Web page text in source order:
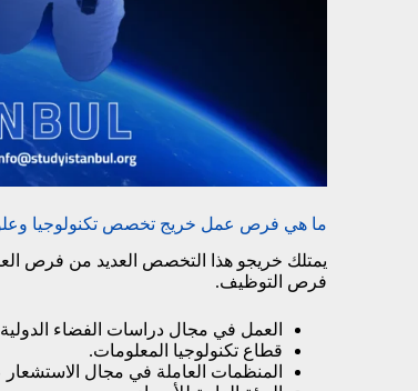
ما هي فرص عمل خريج تخصص تكنولوجيا
يمتلك خريجو هذا التخصص العديد من فرص
فرص التوظيف.
العمل في مجال دراسات الفضاء
قطاع تكنولوجيا المعلومات.
المنظمات العاملة في مجال